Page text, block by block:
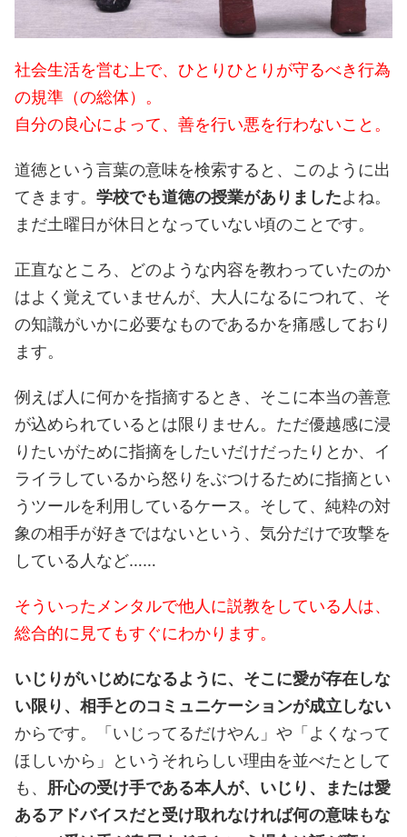
社会生活を営む上で、ひとりひとりが守るべき行為
の規準（の総体）。
自分の良心によって、善を行い悪を行わないこと。
道徳という言葉の意味を検索すると、このように出
てきます。 学校でも道徳の授業がありましたよね。
まだ土曜日が休日となっていない頃のことです。
正直なところ、どのような内容を教わっていたのか
はよく覚えていませんが、大人になるにつれて、そ
の知識がいかに必要なものであるかを痛感しており
ます。
例えば人に何かを指摘するとき、そこに本当の善意
が込められているとは限りません。ただ優越感に浸
りたいがために指摘をしたいだけだったりとか、イ
ライラしているから怒りをぶつけるために指摘とい
うツールを利用しているケース。そして、純粋の対
象の相手が好きではないという、気分だけで攻撃を
している人など……
そういったメンタルで他人に説教をしている人は、
総合的に見てもすぐにわかります。
いじりがいじめになるように、そこに愛が存在しな
い限り、相手とのコミュニケーションが成立しない
からです。「いじってるだけやん」や「よくなって
ほしいから」というそれらしい理由を並べたとして
も、 肝心の受け手である本人が、いじり、または愛
あるアドバイスだと受け取れなければ何の意味もな